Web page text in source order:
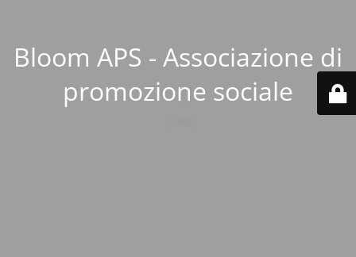
Bloom APS - Associazione di
promozione sociale